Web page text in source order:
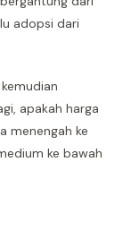
adopsi dari
apakah harga
menengah ke
ke bawah